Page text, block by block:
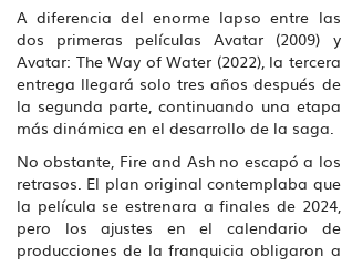
A diferencia del enorme lapso entre las
dos primeras películas Avatar (2009) y
Avatar: The Way of Water (2022), la tercera
entrega llegará solo tres años después de
la segunda parte, continuando una etapa
más dinámica en el desarrollo de la saga.
No obstante, Fire and Ash no escapó a los
retrasos. El plan original contemplaba que
la película se estrenara a finales de 2024,
pero los ajustes en el calendario de
producciones de la franquicia obligaron a